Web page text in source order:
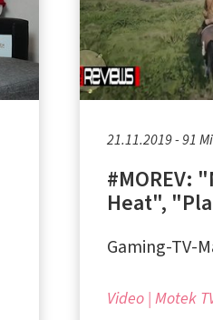
21.11.2019 - 91
#MOREV:
Heat",
der
Gaming-TV-
Video Motek